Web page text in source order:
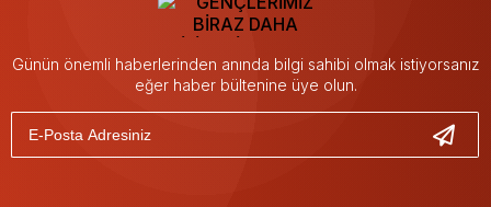
Günün önemli haberlerinden anında bilgi sahibi olmak istiyorsanız
eğer haber bültenine üye olun.